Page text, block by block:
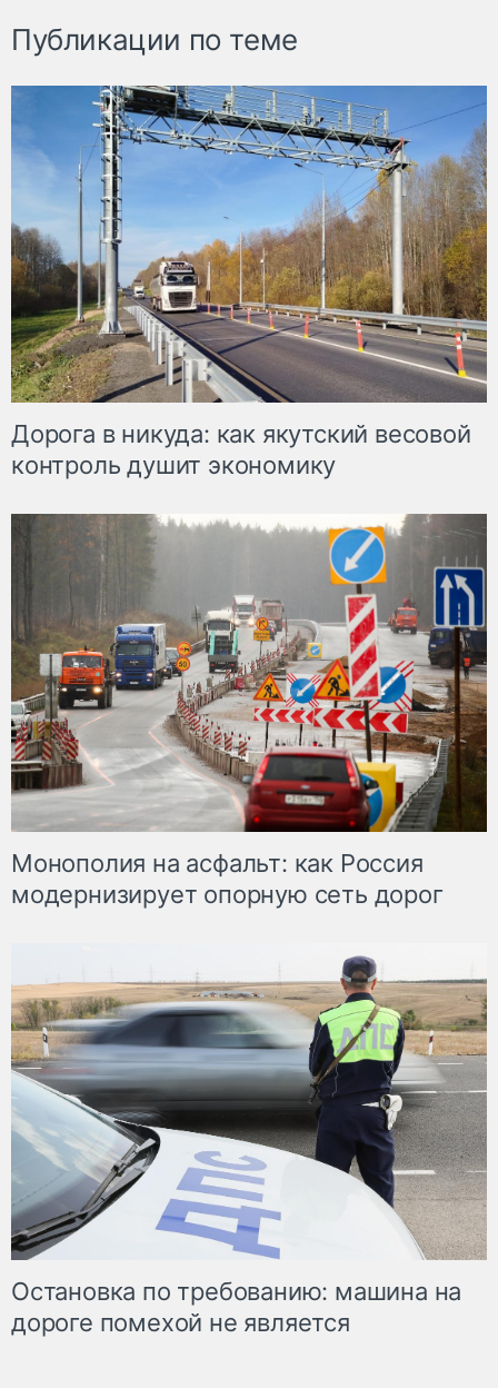
Публикации по теме
Дорога в никуда: как якутский весовой
контроль душит экономику
Монополия на асфальт: как Россия
модернизирует опорную сеть дорог
Остановка по требованию: машина на
дороге помехой не является